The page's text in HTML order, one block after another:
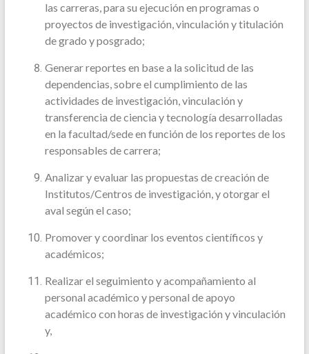
las carreras, para su ejecución en programas o
proyectos de investigación, vinculación y titulación
de grado y posgrado;
Generar reportes en base a la solicitud de las
dependencias, sobre el cumplimiento de las
actividades de investigación, vinculación y
transferencia de ciencia y tecnología desarrolladas
en la facultad/sede en función de los reportes de los
responsables de carrera;
Analizar y evaluar las propuestas de creación de
Institutos/Centros de investigación, y otorgar el
aval según el caso;
Promover y coordinar los eventos científicos y
académicos;
Realizar el seguimiento y acompañamiento al
personal académico y personal de apoyo
académico con horas de investigación y vinculación
y,